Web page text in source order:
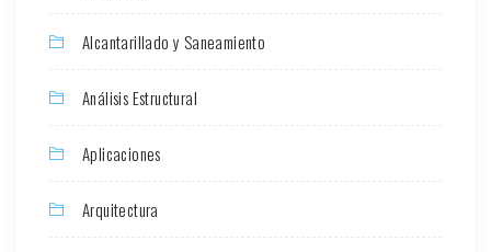
Alcantarillado y Saneamiento
Análisis Estructural
Aplicaciones
Arquitectura